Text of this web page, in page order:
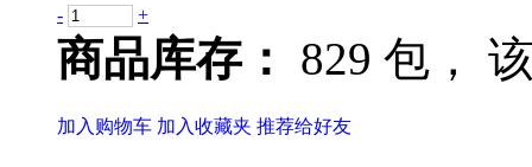
- +
商品库存： 829 包，
加入购物车 加入收藏夹 推荐给好友